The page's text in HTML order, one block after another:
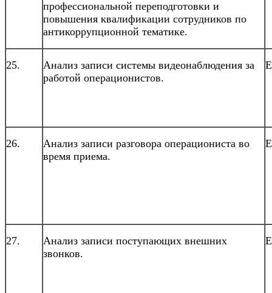
профессиональной переподготовки и
повышения квалификации сотрудников по
антикоррупционной тематике.
25.
Анализ записи системы видеонаблюдения за
работой операционистов.
26.
Анализ записи разговора операциониста во
время приема.
27.
Анализ записи поступающих внешних
звонков.